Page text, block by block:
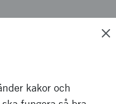
innefattande bl.a. våra
kakor och